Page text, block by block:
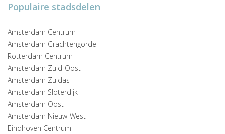
Populaire stadsdelen
Amsterdam Centrum
Amsterdam Grachtengordel
Rotterdam Centrum
Amsterdam Zuid-Oost
Amsterdam Zuidas
Amsterdam Sloterdijk
Amsterdam Oost
Amsterdam Nieuw-West
Eindhoven Centrum